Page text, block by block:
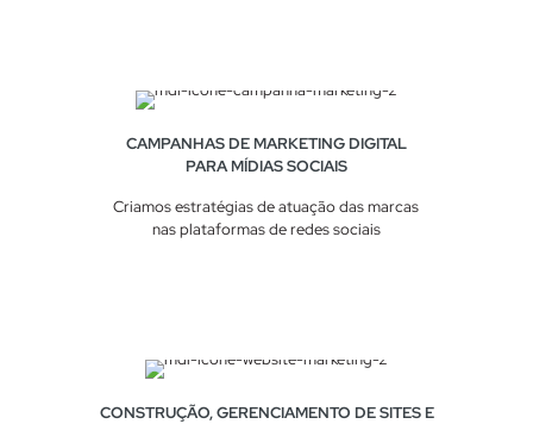
CAMPANHAS DE MARKETING DIGITAL
PARA MÍDIAS SOCIAIS
Criamos estratégias de atuação das marcas
nas plataformas de redes sociais
CONSTRUÇÃO, GERENCIAMENTO DE SITES E